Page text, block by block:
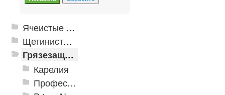
Ячеистые грязезащитные покрытия
Щетинистые покрытия
Грязезащитные, влаговпитывающие покрытия
Карелия
Профессиональные грязезащитные ковры AntiSplash Carpet